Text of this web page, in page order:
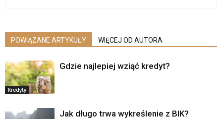
POWIĄZANE ARTYKUŁY WIĘCEJ OD AUTORA
Kredyty
Gdzie najlepiej wziąć kredyt?
Jak długo trwa wykreślenie z BIK?